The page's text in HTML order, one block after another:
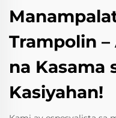
Trampolin
na Kasama
Kasiyahan!